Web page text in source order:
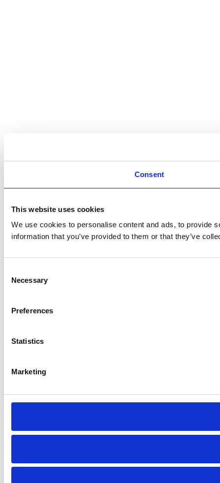
Consent
This website uses cookies
We use cookies to personalise content and ads, to provide
information that you’ve provided to them or that they’ve
Selection
Necessary
Preferences
Statistics
Marketing